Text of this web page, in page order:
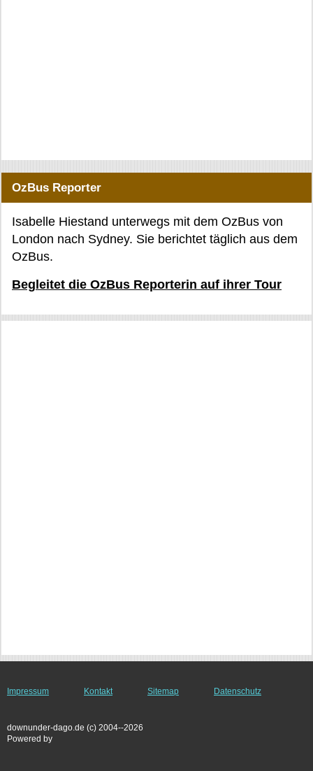
OzBus Reporter
Isabelle Hiestand unterwegs mit dem OzBus von
London nach Sydney. Sie berichtet täglich aus dem
OzBus.
Begleitet die OzBus Reporterin auf ihrer Tour
Impressum Kontakt Sitemap Datenschutz
downunder-dago.de (c) 2004--2026
Powered by